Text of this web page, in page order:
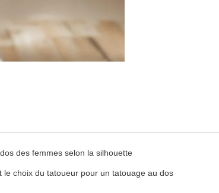
des femmes selon la silhouette
choix du tatoueur pour un tatouage au dos